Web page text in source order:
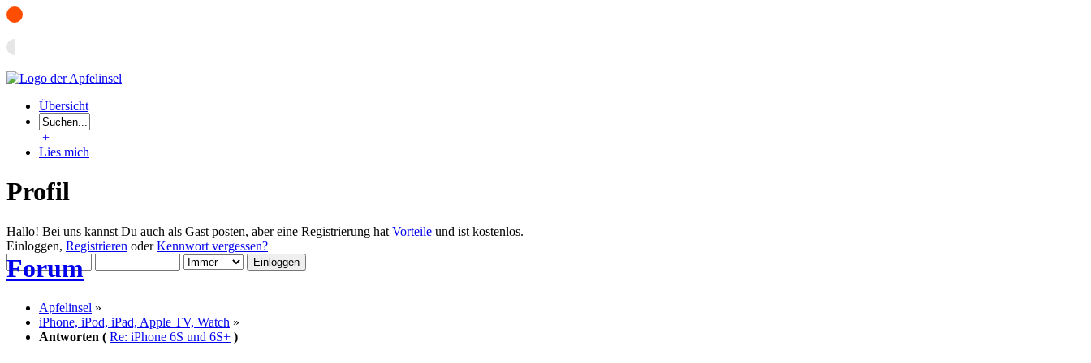
Übersicht
+
Lies mich
Profil
Hallo! Bei uns kannst Du auch als Gast posten, aber eine Registrierung hat Vorteile und ist kostenlos.
Einloggen, Registrieren oderKennwort vergessen?
Forum
Apfelinsel »
iPhone, iPod, iPad, Apple TV, Watch »
Antworten ( Re: iPhone 6S und 6S+ )